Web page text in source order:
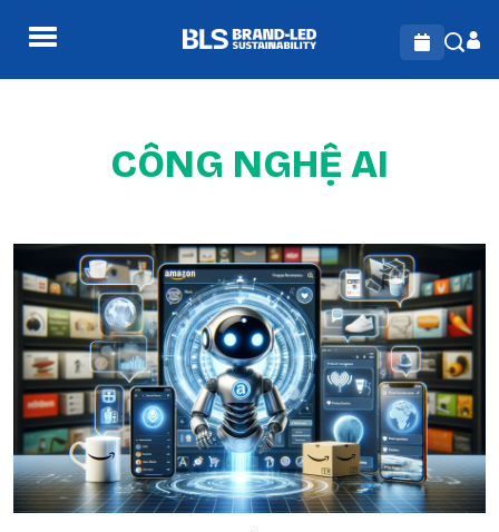
CÔNG NGHỆ AI